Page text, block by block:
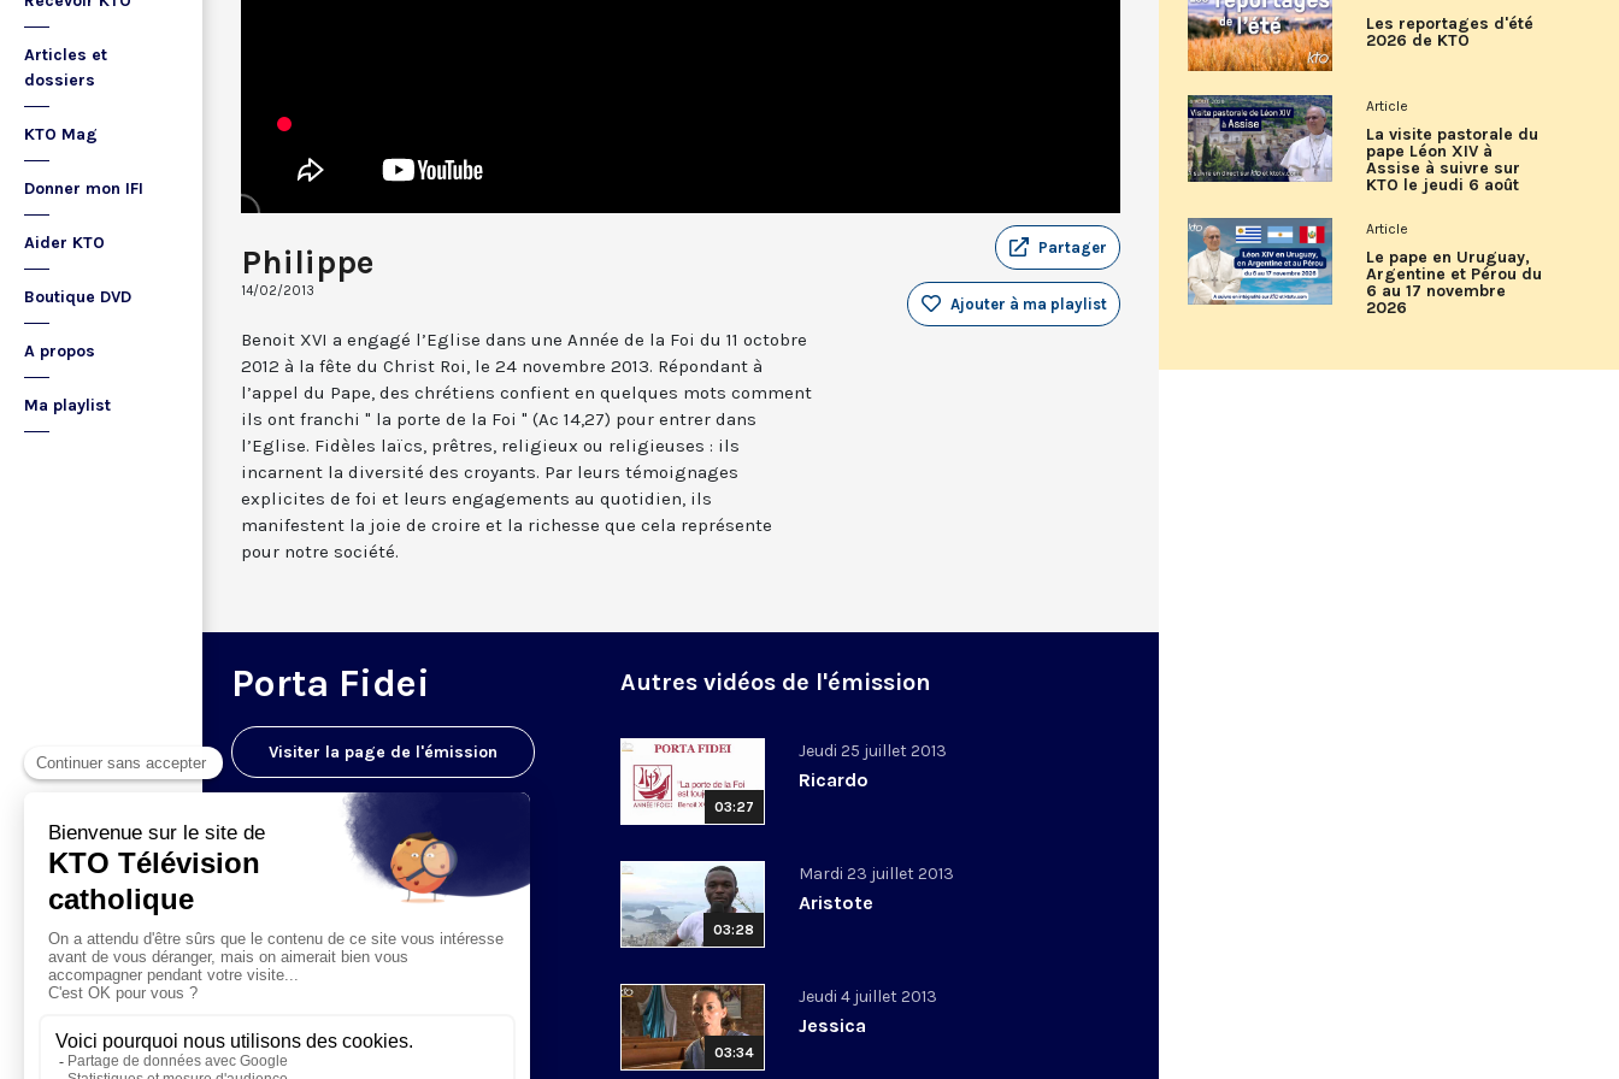
Articles et
dossiers
KTO Mag
Donner mon IFI
Aider KTO
Boutique DVD
A propos
Ma playlist
Philippe
14/02/2013
Partager
Ajouter à ma playlist
Benoit XVI a engagé l’Eglise dans une Année de la Foi du 11 octobre
2012 à la fête du Christ Roi, le 24 novembre 2013. Répondant à
l’appel du Pape, des chrétiens confient en quelques mots comment
ils ont franchi " la porte de la Foi " (Ac 14,27) pour entrer dans
l’Eglise. Fidèles laïcs, prêtres, religieux ou religieuses : ils
incarnent la diversité des croyants. Par leurs témoignages
explicites de foi et leurs engagements au quotidien, ils
manifestent la joie de croire et la richesse que cela représente
pour notre société.
Porta Fidei
Visiter la page de l'émission
Autres vidéos de l'émission
03:27
Jeudi 25 juillet 2013
Ricardo
03:28
Mardi 23 juillet 2013
Aristote
03:34
Jeudi 4 juillet 2013
Jessica
Les reportages d'été
2026 de KTO
Article
La visite pastorale du
pape Léon XIV à
Assise à suivre sur
KTO le jeudi 6 août
Article
Le pape en Uruguay,
Argentine et Pérou du
6 au 17 novembre
2026